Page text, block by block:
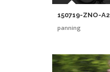
150719-ZNO-
panning